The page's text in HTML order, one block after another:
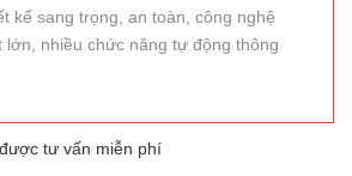
kế sang trọng, an toàn, công nghệ
lớn, nhiều chức năng tự động thông
tư vấn miễn phí